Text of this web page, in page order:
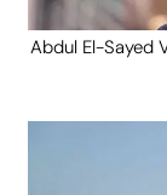
Abdul El-Sayed